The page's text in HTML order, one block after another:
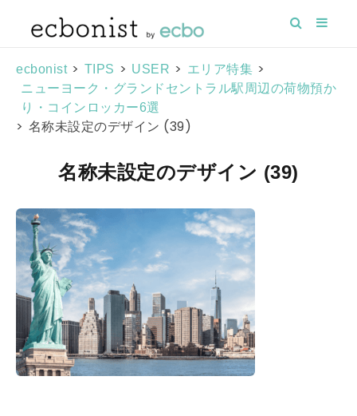
ecbonist > TIPS > USER > エリア特集 >
ニューヨーク・グランドセントラル駅周辺の荷物預か
り・コインロッカー6選
> 名称未設定のデザイン (39)
名称未設定のデザイン (39)